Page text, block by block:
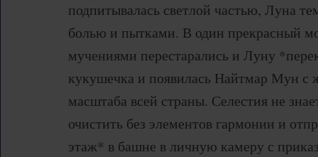
подпитывалась светлой частью, Луна
болью и пытками. В один прекрасный
мучениями перестарались и Луну
кукушечка и появилась Найтмар Мун с
масштаба всей страны. Селестия не
очистить без элементов гармонии и
этаж* в башне в личную камеру с